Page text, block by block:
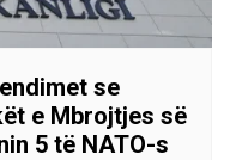
se
e Mbrojtjes së
5 të NATO-s